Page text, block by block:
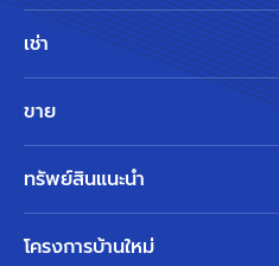
เช่า
ขาย
ทรัพย์สินแนะนำ
โครงการบ้านใหม่